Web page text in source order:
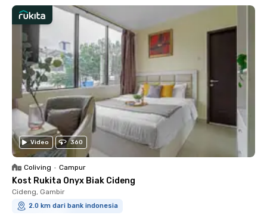
Video 360
Coliving • Campur
Kost Rukita Onyx Biak Cideng
Cideng, Gambir
2.0 km dari bank indonesia